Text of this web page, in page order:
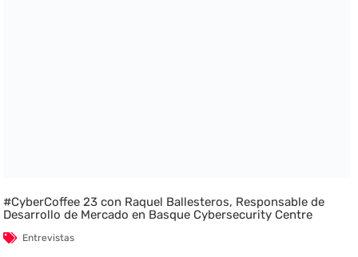
#CyberCoffee 23 con Raquel Ballesteros, Responsable de
Desarrollo de Mercado en Basque Cybersecurity Centre
Entrevistas